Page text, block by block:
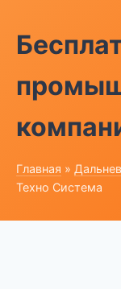
Главная »
Техно Система